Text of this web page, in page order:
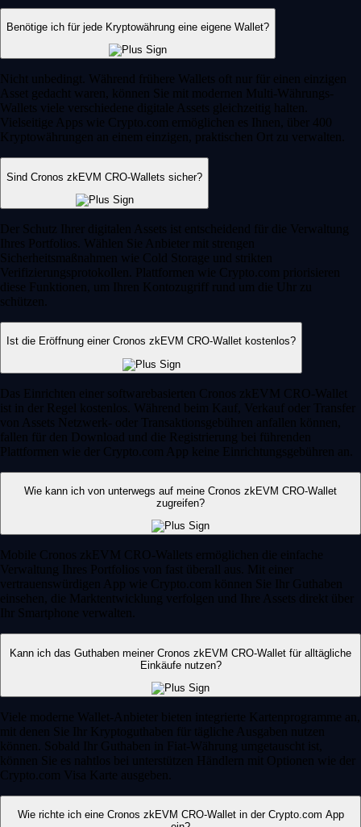
Benötige ich für jede Kryptowährung eine eigene Wallet?
Nicht unbedingt. Während frühere Wallets oft nur für einen einzigen
Asset gedacht waren, können Sie mit modernen Multi-Währungs-
Wallets viele verschiedene digitale Assets gleichzeitig halten.
Vielseitige Apps wie Crypto.com ermöglichen es Ihnen, über 400
Kryptowährungen an einem einzigen, praktischen Ort zu verwalten.
Sind Cronos zkEVM CRO-Wallets sicher?
Der Schutz Ihrer digitalen Assets ist entscheidend für die Verwaltung
Ihres Portfolios. Wählen Sie Anbieter mit strengen
Sicherheitsmaßnahmen wie Cold Storage und strikten
Verifizierungsprotokollen. Plattformen wie Crypto.com priorisieren
diese Funktionen, um Ihren Kontozugriff rund um die Uhr zu
schützen.
Ist die Eröffnung einer Cronos zkEVM CRO-Wallet kostenlos?
Das Einrichten einer softwarebasierten Cronos zkEVM CRO-Wallet
ist in der Regel kostenlos. Während beim Kauf, Verkauf oder Transfer
von Assets Netzwerk- oder Transaktionsgebühren anfallen können,
fallen für den Download und die Registrierung bei führenden
Plattformen wie der Crypto.com App keine Einrichtungsgebühren an.
Wie kann ich von unterwegs auf meine Cronos zkEVM CRO-Wallet
zugreifen?
Mobile Cronos zkEVM CRO-Wallets ermöglichen die einfache
Verwaltung Ihres Portfolios von fast überall aus. Mit einer
vertrauenswürdigen App wie Crypto.com können Sie Ihr Guthaben
einsehen, die Marktentwicklung verfolgen und Ihre Assets direkt über
Ihr Smartphone verwalten.
Kann ich das Guthaben meiner Cronos zkEVM CRO-Wallet für alltägliche
Einkäufe nutzen?
Viele moderne Wallet-Anbieter bieten integrierte Kartenprogramme an,
mit denen Sie Ihr Kryptoguthaben für tägliche Ausgaben nutzen
können. Sobald Ihr Guthaben in Fiat-Währung umgetauscht ist,
können Sie es nahtlos bei unterstützen Händlern mit Optionen wie der
Crypto.com Visa Karte ausgeben.
Wie richte ich eine Cronos zkEVM CRO-Wallet in der Crypto.com App